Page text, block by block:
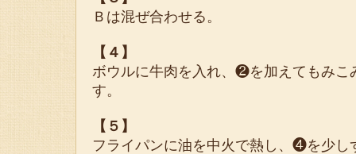
Ｂは混ぜ合わせる。
【４】
ボウルに牛肉を入れ、❷を加えてもみこ
す。
【５】
フライパンに油を中火で熱し、❹を少し